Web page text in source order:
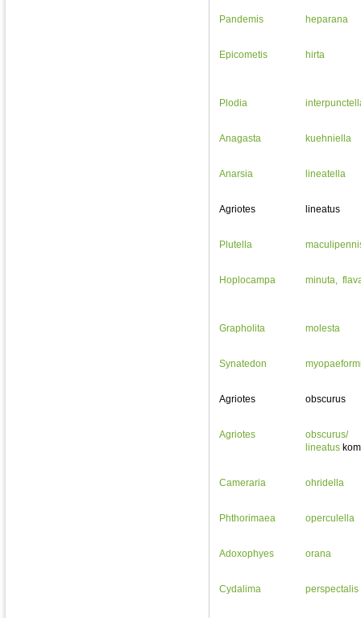
Pandemis heparana
Epicometis hirta
Plodia
Anagasta kuehniella
Anarsia lineatella
Agriotes lineatus
Plutella
Hoplocampa minuta,
Grapholita molesta
Synatedon
Agriotes obscurus
Agriotes
obscurus/
lineatus
Cameraria ohridella
Phthorimaea operculella
Adoxophyes orana
Cydalima perspectalis